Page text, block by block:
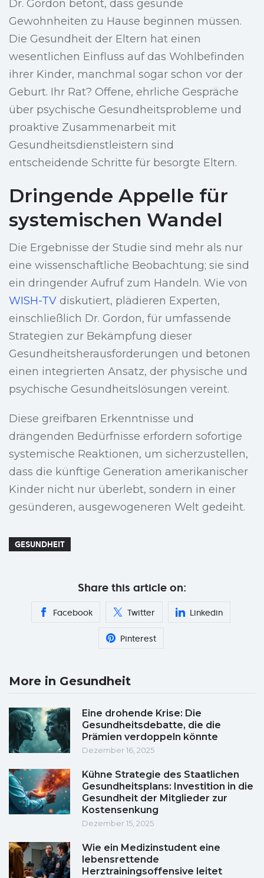
Dr. Gordon betont, dass gesunde
Gewohnheiten zu Hause beginnen müssen.
Die Gesundheit der Eltern hat einen
wesentlichen Einfluss auf das Wohlbefinden
ihrer Kinder, manchmal sogar schon vor der
Geburt. Ihr Rat? Offene, ehrliche Gespräche
über psychische Gesundheitsprobleme und
proaktive Zusammenarbeit mit
Gesundheitsdienstleistern sind
entscheidende Schritte für besorgte Eltern.
Dringende Appelle für
systemischen Wandel
Die Ergebnisse der Studie sind mehr als nur
eine wissenschaftliche Beobachtung; sie sind
ein dringender Aufruf zum Handeln. Wie von
WISH-TV diskutiert, plädieren Experten,
einschließlich Dr. Gordon, für umfassende
Strategien zur Bekämpfung dieser
Gesundheitsherausforderungen und betonen
einen integrierten Ansatz, der physische und
psychische Gesundheitslösungen vereint.
Diese greifbaren Erkenntnisse und
drängenden Bedürfnisse erfordern sofortige
systemische Reaktionen, um sicherzustellen,
dass die künftige Generation amerikanischer
Kinder nicht nur überlebt, sondern in einer
gesünderen, ausgewogeneren Welt gedeiht.
GESUNDHEIT
Share this article on:
Facebook Twitter Linkedin
Pinterest
More in Gesundheit
Eine drohende Krise: Die
Gesundheitsdebatte, die die
Prämien verdoppeln könnte
Dezember 16, 2025
Kühne Strategie des Staatlichen
Gesundheitsplans: Investition in die
Gesundheit der Mitglieder zur
Kostensenkung
Dezember 15, 2025
Wie ein Medizinstudent eine
lebensrettende
Herztrainingsoffensive leitet